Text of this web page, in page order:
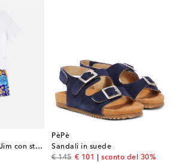
Costume da bagno Jim con stampa
PèPè
Sandali in suede
€ 145
original price
€ 101
discount pricesconto del 30%